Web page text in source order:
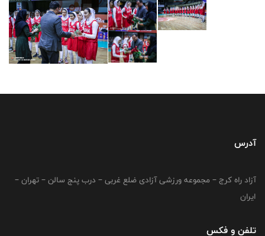
آدرس
آزاد راه کرج – مجموعه ورزشی آزادی ضلع غربی – درب پنج سالن – تهران –
ایران
تلفن و فکس